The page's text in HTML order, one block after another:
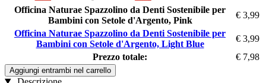
Officina Naturae Spazzolino da Denti Sostenibile per
Bambini con Setole d'Argento, Pink
€ 3,99
Officina Naturae Spazzolino da Denti Sostenibile per
Bambini con Setole d'Argento, Light Blue
€ 3,99
Prezzo totale:
€ 7,98
Aggiungi entrambi nel carrello